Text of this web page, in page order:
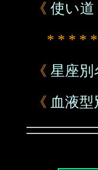
《 使い道
* * * * *
《 星座別
《 血液